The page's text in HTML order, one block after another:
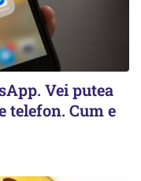
Vei putea
telefon. Cum e